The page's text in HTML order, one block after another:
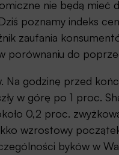
nie będą mieć
poznamy indeks
zaufania
porównaniu do
godzinę przed
w górę po 1 proc.
0,2 proc.
wzrostowy
byków w